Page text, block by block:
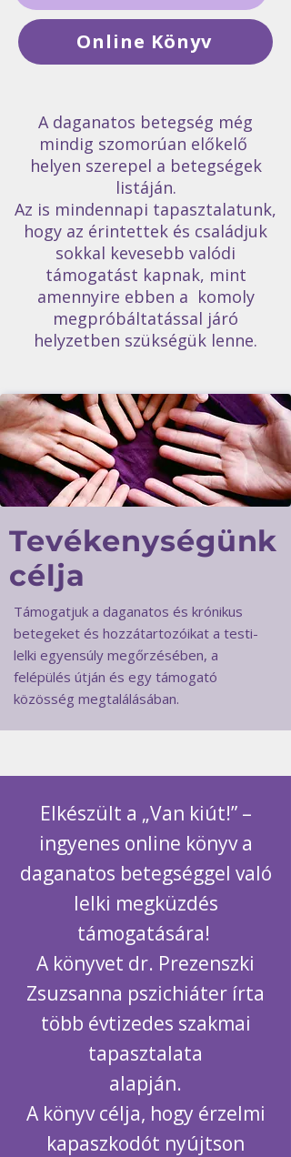
Online Könyv
A daganatos betegség még
mindig szomorúan előkelő
helyen szerepel a betegségek
listáján.
Az is mindennapi tapasztalatunk,
hogy az érintettek és családjuk
sokkal kevesebb valódi
támogatást kapnak, mint
amennyire ebben a komoly
megpróbáltatással járó
helyzetben szükségük lenne.
Tevékenységünk
célja
Támogatjuk a daganatos és krónikus
betegeket és hozzátartozóikat a testi-
lelki egyensúly megőrzésében, a
felépülés útján és egy támogató
közösség megtalálásában.
Elkészült a „Van kiút!” –
ingyenes online könyv a
daganatos betegséggel való
lelki megküzdés
támogatására!
A könyvet dr. Prezenszki
Zsuzsanna pszichiáter írta
több évtizedes szakmai
tapasztalata
alapján.
A könyv célja, hogy érzelmi
kapaszkodót nyújtson